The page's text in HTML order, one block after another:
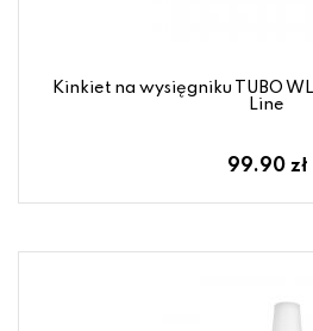
Kinkiet na wysięgniku TUBO
Line
99.90 zł